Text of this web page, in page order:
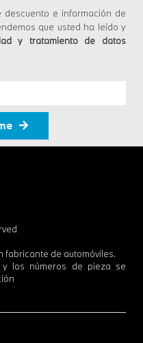
descuento e información de
que usted ha leído y
y tratamiento de datos
fabricante de automóviles.
los números de pieza se